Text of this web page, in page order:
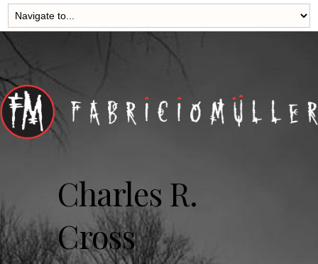
Charles R.
Cross